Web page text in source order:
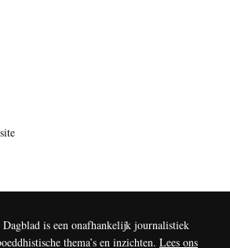
is een onafhankelijk journalistiek
thema’s en inzichten. Lees ons